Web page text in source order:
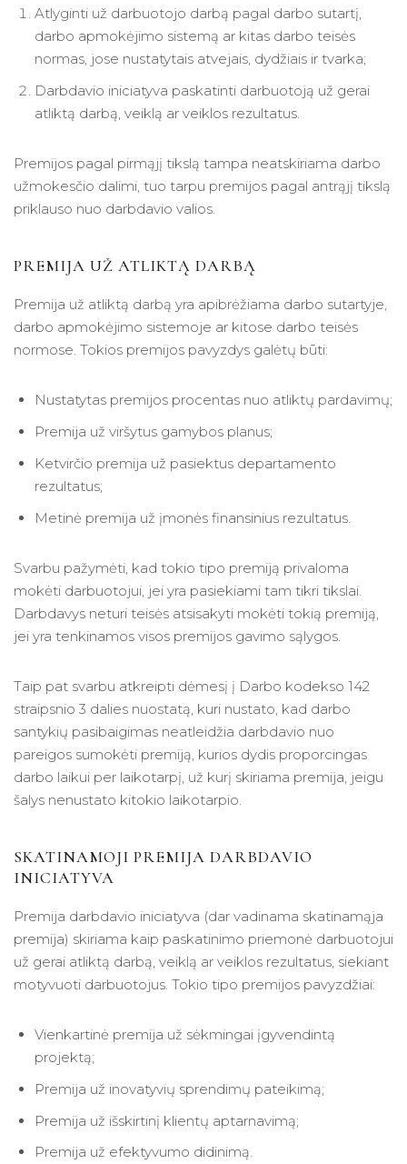
Atlyginti už darbuotojo darbą pagal darbo sutartį,
darbo apmokėjimo sistemą ar kitas darbo teisės
normas, jose nustatytais atvejais, dydžiais ir tvarka;
Darbdavio iniciatyva paskatinti darbuotoją už gerai
atliktą darbą, veiklą ar veiklos rezultatus.
Premijos pagal pirmąjį tikslą tampa neatskiriama darbo
užmokesčio dalimi, tuo tarpu premijos pagal antrąjį tikslą
priklauso nuo darbdavio valios.
PREMIJA UŽ ATLIKTĄ DARBĄ
Premija už atliktą darbą yra apibrėžiama darbo sutartyje,
darbo apmokėjimo sistemoje ar kitose darbo teisės
normose. Tokios premijos pavyzdys galėtų būti:
Nustatytas premijos procentas nuo atliktų pardavimų;
Premija už viršytus gamybos planus;
Ketvirčio premija už pasiektus departamento
rezultatus;
Metinė premija už įmonės finansinius rezultatus.
Svarbu pažymėti, kad tokio tipo premiją privaloma
mokėti darbuotojui, jei yra pasiekiami tam tikri tikslai.
Darbdavys neturi teisės atsisakyti mokėti tokią premiją,
jei yra tenkinamos visos premijos gavimo sąlygos.
Taip pat svarbu atkreipti dėmesį į Darbo kodekso 142
straipsnio 3 dalies nuostatą, kuri nustato, kad darbo
santykių pasibaigimas neatleidžia darbdavio nuo
pareigos sumokėti premiją, kurios dydis proporcingas
darbo laikui per laikotarpį, už kurį skiriama premija, jeigu
šalys nenustato kitokio laikotarpio.
SKATINAMOJI PREMIJA DARBDAVIO
INICIATYVA
Premija darbdavio iniciatyva (dar vadinama skatinamąja
premija) skiriama kaip paskatinimo priemonė darbuotojui
už gerai atliktą darbą, veiklą ar veiklos rezultatus, siekiant
motyvuoti darbuotojus. Tokio tipo premijos pavyzdžiai:
Vienkartinė premija už sėkmingai įgyvendintą
projektą;
Premija už inovatyvių sprendimų pateikimą;
Premija už išskirtinį klientų aptarnavimą;
Premija už efektyvumo didinimą.